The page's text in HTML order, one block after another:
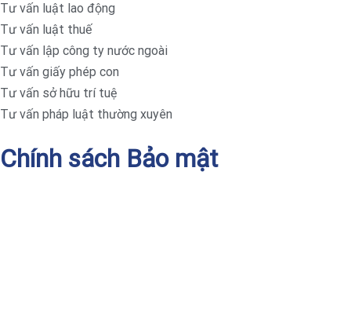
Tư vấn luật lao động
Tư vấn luật thuế
Tư vấn lập công ty nước ngoài
Tư vấn giấy phép con
Tư vấn sở hữu trí tuệ
Tư vấn pháp luật thường xuyên
Chính sách Bảo mật